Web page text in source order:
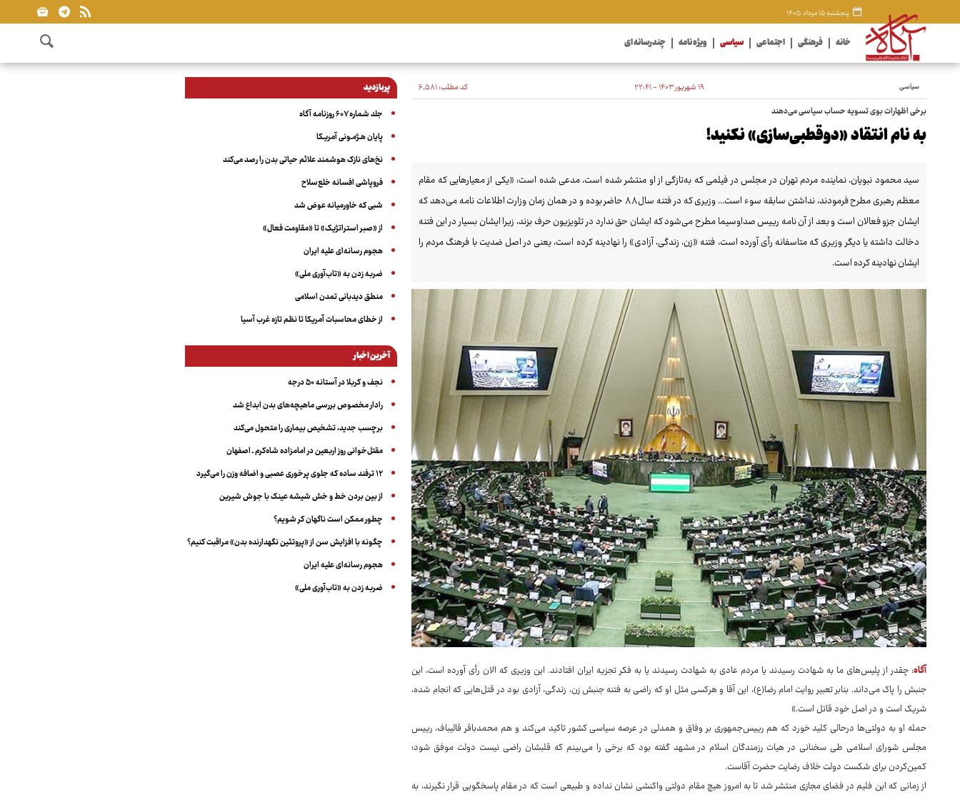
پنجشنبه ۱۵ مرداد ۱۴۰۵
خانه فرهنگی اجتماعی سیاسی ویژه نامه چندرسانه ای
سیاسی ۱۹ شهریور ۱۴۰۳ - ۲۲:۴۱ کد مطلب:۶٬۵۸۱
برخی اظهارات بوی تسویه حساب سیاسی می‌دهند
به نام انتقاد «دوقطبی‌سازی» نکنید!
سید محمود نبویان، نماینده مردم تهران در مجلس در فیلمی که به‌تازگی از او منتشر شده است، مدعی شده است: «یکی از معیارهایی که مقام
معظم رهبری مطرح فرمودند، نداشتن سابقه سوء است... وزیری که در فتنه سال۸۸ حاضر بوده و در همان زمان وزارت اطلاعات نامه می‌دهد که
ایشان جزو فعالان است و بعد از آن نامه رییس صداوسیما مطرح می‌شود که ایشان حق ندارد در تلویزیون حرف بزند، زیرا ایشان بسیار در این فتنه
دخالت داشته یا دیگر وزیری که متاسفانه رأی آورده است، فتنه «زن، زندگی، آزادی» را نهادینه کرده است، یعنی در اصل ضدیت با فرهنگ مردم را
ایشان نهادینه کرده است.
آگاه: چقدر از پلیس‌های ما به شهادت رسیدند یا مردم عادی به شهادت رسیدند یا به فکر تجزیه ایران افتادند. این وزیری که الان رأی آورده است، این
جنبش را پاک می‌داند. بنابر تعبیر روایت امام رضا(ع)، این آقا و هرکسی مثل او که راضی به فتنه جنبش زن، زندگی، آزادی بود در قتل‌هایی که انجام شده،
شریک است و در اصل خود قاتل است.»
حمله او به دولتی‌ها درحالی کلید خورد که هم رییس‌جمهوری بر وفاق و همدلی در عرصه سیاسی کشور تاکید می‌کند و هم محمدباقر قالیباف، رییس
مجلس شورای اسلامی طی سخنانی در هیات رزمندگان اسلام در مشهد گفته بود که برخی را می‌بینم که قلبشان راضی نیست دولت موفق شود؛
کمین‌کردن برای شکست دولت خلاف رضایت حضرت آقاست.
از زمانی که این فلیم در فضای مجازی منتشر شد تا به امروز هیچ مقام دولتی واکنشی نشان نداده و طبیعی است که در مقام پاسخگویی قرار نگیرند، به
پربازدید
جلد شماره ۶۰۷ روزنامه آگاه
پایان هـژمـونی آمریـکا
نخ‌های نازک هوشمند علائم حیاتی بدن را رصد می‌کند
فروپاشی افسانه خلع‌سلاح
شبی که خاورمیانه عوض شد
از «صبر استراتژیک» تا «مقاومت فعال»
هجوم رسانه‌ای علیه ایران
ضربه زدن به «تاب‌آوری ملی»
منطق دیدبانی تمدن اسلامی
از خطای محاسبات آمریکا تا نظم تازه غرب آسیا
آخرین اخبار
نجف و کربلا در آستانه ۵۰ درجه
رادار مخصوص بررسی ماهیچه‌های بدن ابداع شد
برچسب جدید، تشخیص بیماری را متحول می‌کند
مقتل‌خوانی روز اربعین در امامزاده شاه‌کرم ـ اصفهان
۱۲ ترفند ساده که جلوی پرخوری عصبی و اضافه ‌وزن را می‌گیرد
از بین بردن خط و خش شیشه عینک با جوش شیرین
چطور ممکن است ناگهان کر شویم؟
چگونه با افزایش سن از «پروتئین نگهدارنده بدن» مراقبت کنیم؟
هجوم رسانه‌ای علیه ایران
ضربه زدن به «تاب‌آوری ملی»